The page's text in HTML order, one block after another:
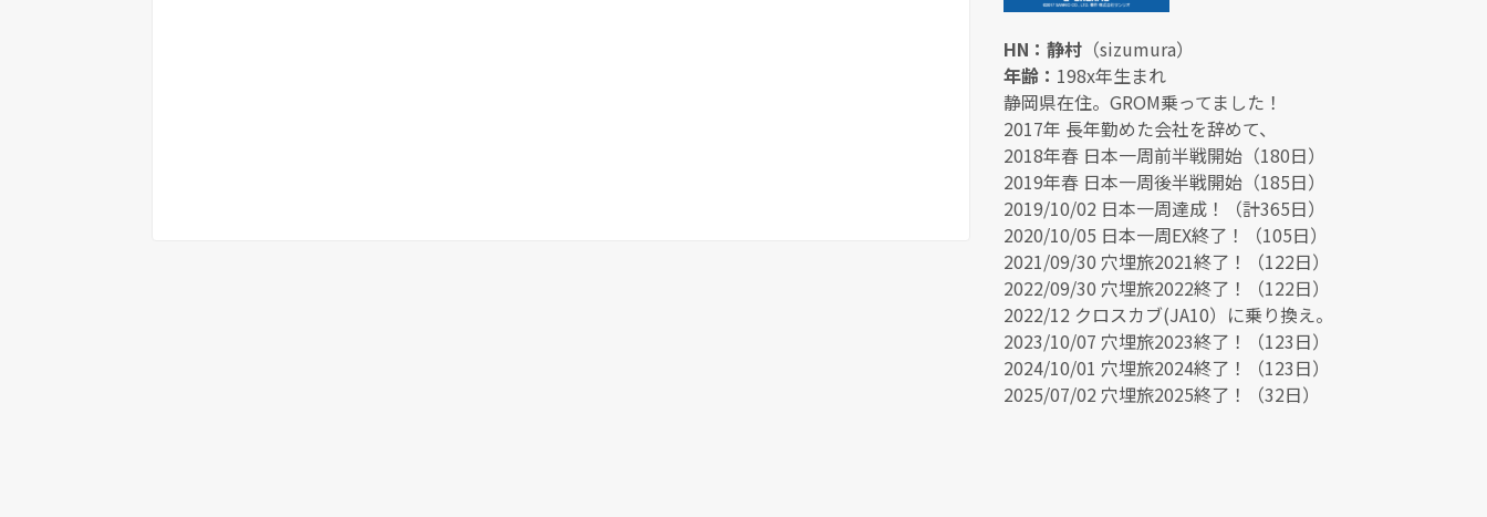
HN：静村 （sizumura）
年齢： 198x年生まれ
静岡県在住。GROM乗ってました！
2017年 長年勤めた会社を辞めて、
2018年春 日本一周前半戦開始（180日）
2019年春 日本一周後半戦開始（185日）
2019/10/02 日本一周達成！（計365日）
2020/10/05 日本一周EX終了！（105日）
2021/09/30 穴埋旅2021終了！（122日）
2022/09/30 穴埋旅2022終了！（122日）
2022/12 クロスカブ(JA10）に乗り換え。
2023/10/07 穴埋旅2023終了！（123日）
2024/10/01 穴埋旅2024終了！（123日）
2025/07/02 穴埋旅2025終了！（32日）